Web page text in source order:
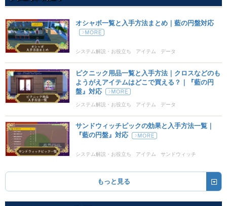
オシャボ一覧と入手方法まとめ｜藍の円盤対応
システム解説・お役立ち アイテム データ
ピクニック用品一覧と入手方法｜クロスなどのも
ようがえアイテムはどこで買える？｜『藍の円
盤』対応
システム解説・お役立ち アイテム データ
サンドウィッチピックの効果と入手方法一覧｜
『藍の円盤』対応
システム解説・お役立ち アイテム サンドウィッチ
もっと見る